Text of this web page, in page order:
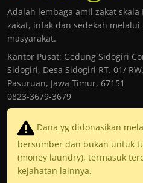
Adalah lembaga amil zakat
zakat, infak dan sedekah
masyarakat.
Kantor Pusat: Gedung Sidogiri
Sidogiri, Desa Sidogiri RT. 01/
Pasuruan, Jawa Timur, 67151
0823-3679-3679
Dana yg didonasikan
bersumber dan bukan untuk
(money laundry), termasuk
kejahatan lainnya.